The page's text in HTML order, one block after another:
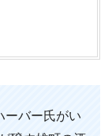
ーバー氏がい